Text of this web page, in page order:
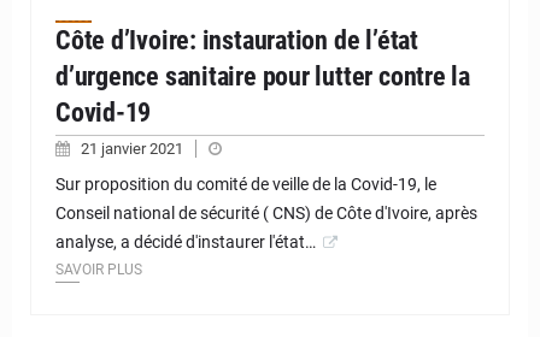
Côte d’Ivoire: instauration de l’état
d’urgence sanitaire pour lutter contre la
Covid-19
21 janvier 2021
Sur proposition du comité de veille de la Covid-19, le
Conseil national de sécurité ( CNS) de Côte d'Ivoire, après
analyse, a décidé d'instaurer l'état…
SAVOIR PLUS